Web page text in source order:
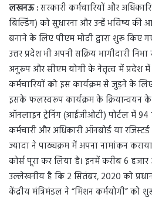
लखनऊ :सरकारी कर्मचारियों और
बिल्डिंग) को सुधारना और उन्हें भविष्य
बनाने के लिए पीएम मोदी द्वारा शुरू किए
उत्तर प्रदेश भी अपनी सक्रिय भागीदारी
अनुरूप और सीएम योगी के नेतृत्व में प्रदेश में
कर्मचारियों को इस कार्यक्रम से जुड़ने के लिए
इसके फलस्वरूप कार्यक्रम के क्रियान्वयन के
ऑनलाइन ट्रेनिंग (आईजीओटी) पोर्टल में 94
कर्मचारी और अधिकारी ऑनबोर्ड या
ज्यादा ने पाठ्यक्रम में अपना नामांकन
कोर्स पूरा कर लिया है। इनमें करीब 6 हजार
उल्लेखनीय है कि 2 सितंबर, 2020 को
केंद्रीय मंत्रिमंडल ने “मिशन कर्मयोगी” को